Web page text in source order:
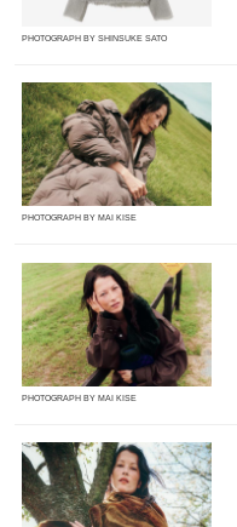
PHOTOGRAPH BY SHINSUKE SATO
PHOTOGRAPH BY MAI KISE
PHOTOGRAPH BY MAI KISE